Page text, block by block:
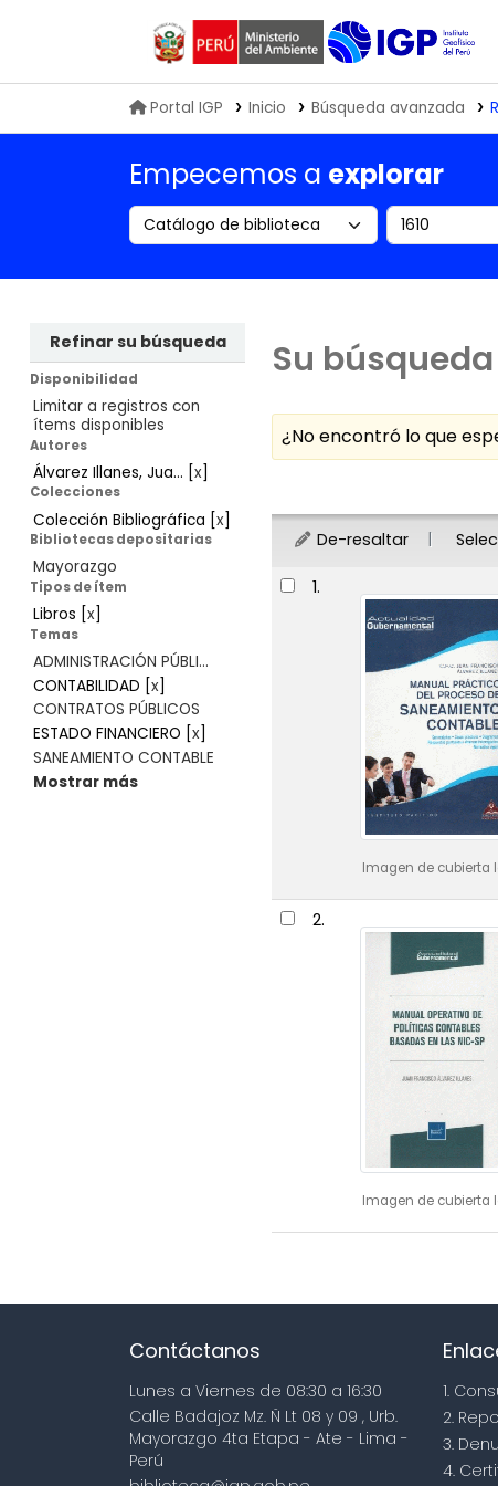
Biblioteca IGP
Portal IGP Inicio Búsqueda avanzada
Empecemos a explorar
Search the catalog by: Buscar
Refinar su búsqueda
Disponibilidad
Limitar a registros con
ítems disponibles
Autores
Álvarez Illanes, Jua... [x]
Colecciones
Colección Bibliográfica [x]
Bibliotecas depositarias
Mayorazgo
Tipos de ítem
Libros x]
Temas
ADMINISTRACIÓN PÚBLI...
CONTABILIDAD [x]
CONTRATOS PÚBLICOS
ESTADO FINANCIERO [x]
SANEAMIENTO CONTABLE
Mostrar más
Su
¿No encontró lo que
De-resaltar
Resultados
1.
Imagen de cubierta
2.
Imagen de cubierta
Contáctanos
Lunes a Viernes de 08:30 a 16:30
Calle Badajoz Mz. Ñ Lt 08 y 09 , Urb.
Mayorazgo 4ta Etapa - Ate - Lima -
Perú
1.
2.
3.
4.